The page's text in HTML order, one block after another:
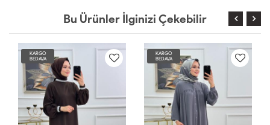
Bu Ürünler İlginizi Çekebilir
KARGO
BEDAVA
KARGO
BEDAVA